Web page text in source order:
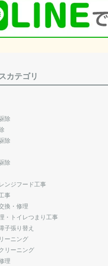
カテゴリ
除
除
除
ンジフード工事
事
換・修理
・トイレつまり工事
子張り替え
ーニング
リーニング
理